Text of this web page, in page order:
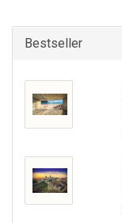
Bestseller